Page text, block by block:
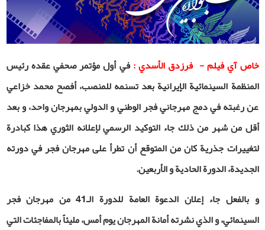
خاص آي فيلم - فرزدق الأسدي :في أول مؤتمر صحفي عقده رئيس
المنظمة السينمائية الإيرانية بعد تسنمه للمنصب، أفصح محمد خزاعي
عن رغبته في دمج مهرجاني فجر الوطني و الدولي بمهرجان واحد، و بعد
أقل من شهر من ذلك جاء التوكيد الرسمي لإعلانه الثوري هذا كبادرة
لتغييرات جذرية كان من المتوقع أن تطرأ على مهرجان فجر في دورته
الجديدة، الدورة الحادية و الأربعين.
و بالفعل جاء إعلان الدعوة العامة للدورة الـ41 من مهرجان فجر
السينمائي، و الذي نشرته أمانة المهرجان يوم أمس، مليئاً بالمفاجئات التي